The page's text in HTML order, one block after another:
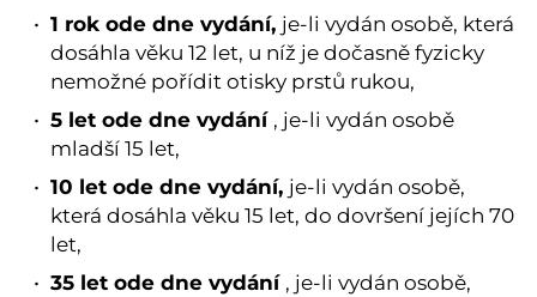
1 rok ode dne vydání, je-li vydán osobě, která
dosáhla věku 12 let, u níž je dočasně fyzicky
nemožné pořídit otisky prstů rukou,
5 let ode dne vydání , je-li vydán osobě
mladší 15 let,
10 let ode dne vydání, je-li vydán osobě,
která dosáhla věku 15 let, do dovršení jejích 70
let,
35 let ode dne vydání , je-li vydán osobě,